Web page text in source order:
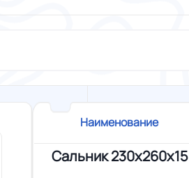
Наименование
Сальник 230x260x15